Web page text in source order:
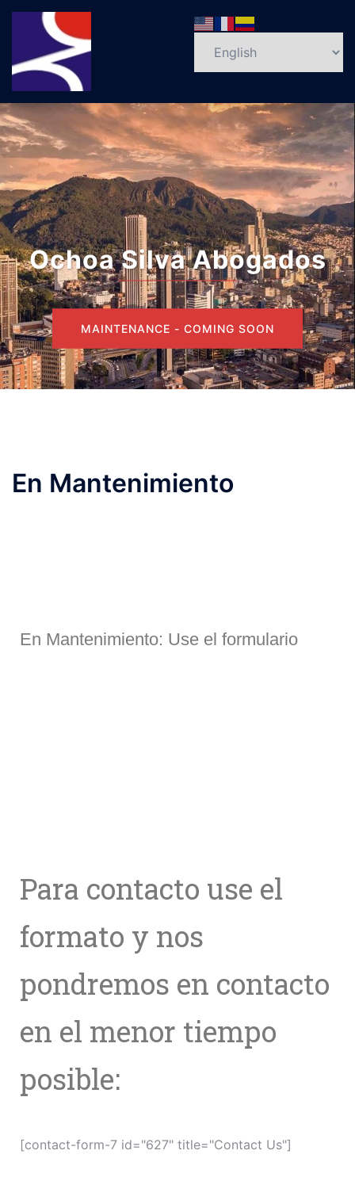
Ochoa Silva Abogados
MAINTENANCE - COMING SOON
En Mantenimiento
En Mantenimiento: Use el formulario
Para contacto use el
formato y nos
pondremos en contacto
en el menor tiempo
posible:
[contact-form-7 id="627" title="Contact Us"]